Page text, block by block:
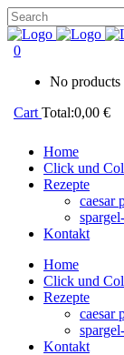
0
No products
Cart Total:0,00 €
Home
Click und
Rezepte
caesar
Kontakt
Home
Click und
Rezepte
caesar
Kontakt